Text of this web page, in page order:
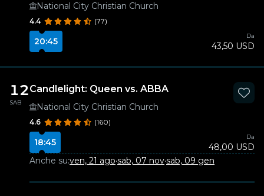
National City Christian Church
4.4 (77)
20:45
Da
43,50 USD
12
SAB
Candlelight: Queen vs. ABBA
National City Christian Church
4.6 (160)
18:45
Da
48,00 USD
Anche su:ven, 21 ago·sab, 07 nov·sab, 09 gen